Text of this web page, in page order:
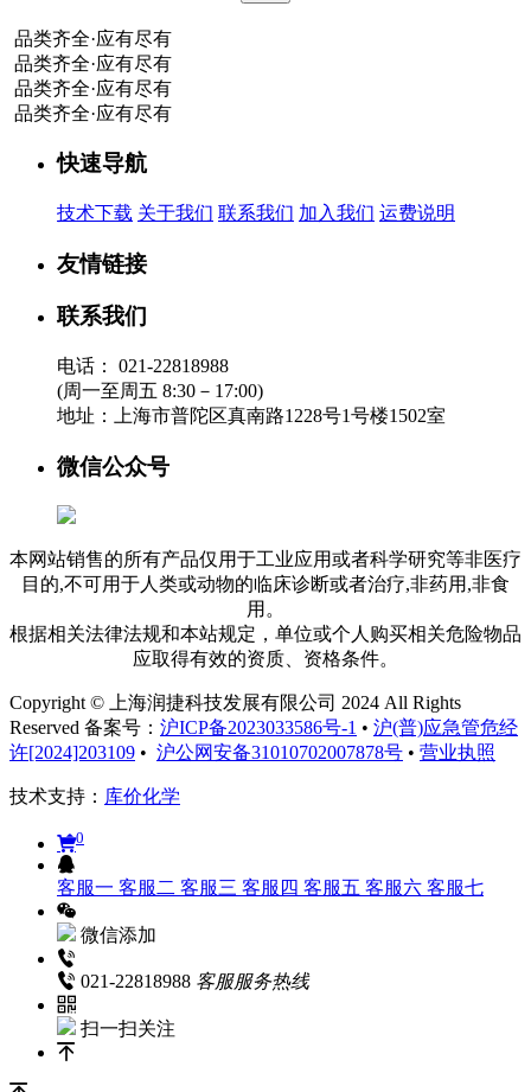
品类齐全·应有尽有
品类齐全·应有尽有
品类齐全·应有尽有
品类齐全·应有尽有
快速导航
技术下载 关于我们 联系我们 加入我们 运费说明
友情链接
联系我们
电话：
021-22818988
(周一至周五 8:30－17:00)
地址：
上海市普陀区真南路1228号1号楼1502室
微信公众号
本网站销售的所有产品仅用于工业应用或者科学研究等非医疗
目的,不可用于人类或动物的临床诊断或者治疗,非药用,非食
用。
根据相关法律法规和本站规定，单位或个人购买相关危险物品
应取得有效的资质、资格条件。
Copyright © 上海润捷科技发展有限公司 2024 All Rights
Reserved 备案号： 沪ICP备2023033586号-1 • 沪(普)应急管危经
许[2024]203109 • 沪公网安备31010702007878号 • 营业执照
技术支持： 库价化学
0
客服一 客服二 客服三 客服四 客服五 客服六 客服七
微信添加
021-22818988 客服服务热线
扫一扫关注